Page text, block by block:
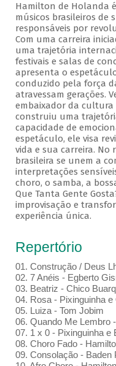
Hamilton de Holanda
músicos brasileiros de
responsáveis por
Com uma carreira
uma trajetória
festivais e salas de
apresenta o
conduzido pela força
atravessam gerações.
embaixador da cultura
construiu uma
capacidade de
espetáculo, ele visa
vida e sua carreira. No
brasileira se unem a
interpretações
choro, o samba, a
Que Tanta Gente
improvisação e
experiência única.
Repertório
01. Construção / Deus
02. 7 Anéis - Egberto
03. Beatriz - Chico
04. Rosa - Pixinguinha
05. Luiza - Tom Jobim
06. Quando Me Lembro
07. 1 x 0 - Pixinguinha e
08. Choro Fado -
09. Consolação - Baden